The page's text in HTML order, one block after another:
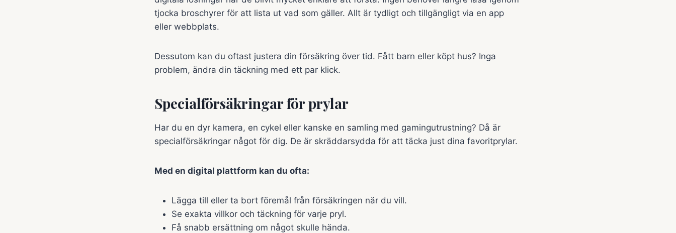
tjocka broschyrer för att lista ut vad som gäller. Allt är tydligt och tillgängligt via en app
eller webbplats.
Dessutom kan du oftast justera din försäkring över tid. Fått barn eller köpt hus? Inga
problem, ändra din täckning med ett par klick.
Specialförsäkringar för prylar
Har du en dyr kamera, en cykel eller kanske en samling med gamingutrustning? Då är
specialförsäkringar något för dig. De är skräddarsydda för att täcka just dina favoritprylar.
Med en digital plattform kan du ofta:
Lägga till eller ta bort föremål från försäkringen när du vill.
Se exakta villkor och täckning för varje pryl.
Få snabb ersättning om något skulle hända.